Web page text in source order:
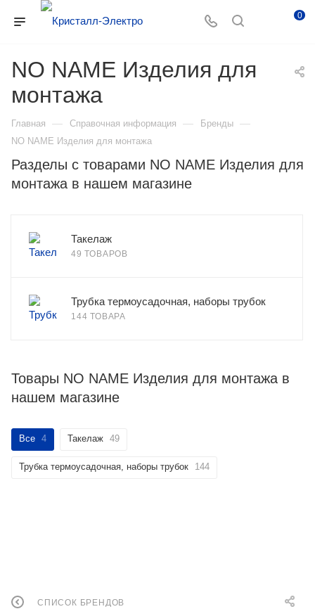
0
NO NAME Изделия для
монтажа
Главная — Справочная информация — Бренды —
NO NAME Изделия для монтажа
Разделы с товарами NO NAME Изделия для
монтажа в нашем магазине
Такелаж
49 ТОВАРОВ
Трубка термоусадочная, наборы трубок
144 ТОВАРА
Товары NO NAME Изделия для монтажа в
нашем магазине
Все 4 Такелаж 49
Трубка термоусадочная, наборы трубок 144
СПИСОК БРЕНДОВ